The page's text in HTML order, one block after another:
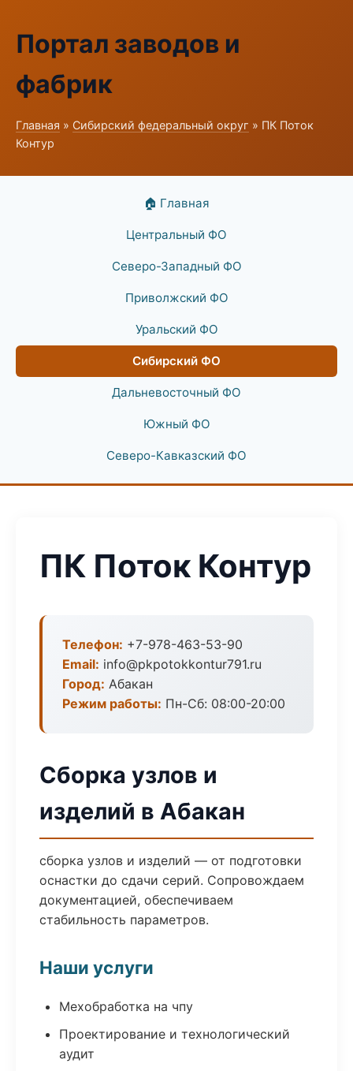
Портал заводов и
фабрик
Главная » Сибирский федеральный округ » ПК Поток
Контур
🏠 Главная
Центральный ФО
Северо-Западный ФО
Приволжский ФО
Уральский ФО
Сибирский ФО
Дальневосточный ФО
Южный ФО
Северо-Кавказский ФО
ПК Поток Контур
Телефон: +7-978-463-53-90
Email: info@pkpotokkontur791.ru
Город: Абакан
Режим работы: Пн-Сб: 08:00-20:00
Сборка узлов и
изделий в Абакан
сборка узлов и изделий — от подготовки
оснастки до сдачи серий. Сопровождаем
документацией, обеспечиваем
стабильность параметров.
Наши услуги
Мехобработка на чпу
Проектирование и технологический
аудит